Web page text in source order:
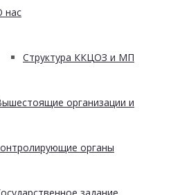
нас
Структура ККЦОЗ и МП
организации и
органы